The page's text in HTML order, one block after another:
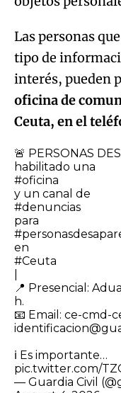
Las personas
tipo de
interés, pueden
oficina de
Ceuta, en el
🚨 PERSONAS
habilitado una
#oficina
y un canal de
#denuncias
para
en
#Ceuta
​📍 Presencial:
h.
📧 Email: ce-cmd-
ℹ️ Es importante…
pic.twitter.com/
— Guardia Civil